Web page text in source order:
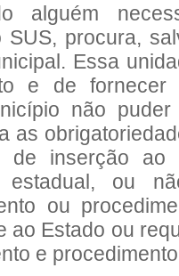
alguém
procura,
Essa
e de fornecer
não
as
de inserção ao
estadual, ou
ou
ao Estado ou
e